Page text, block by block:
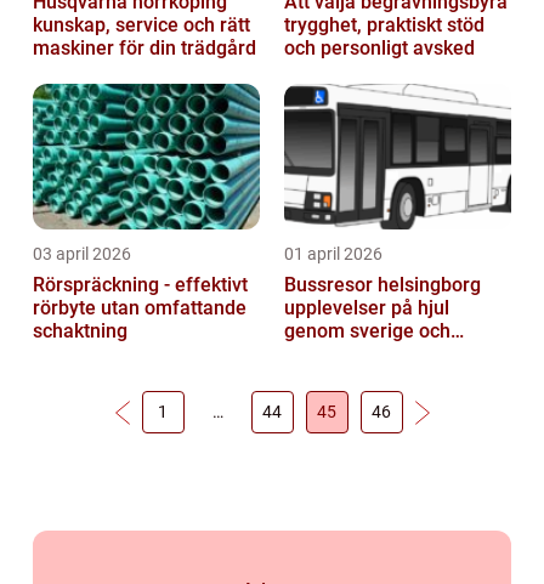
kunskap, service och rätt
maskiner för din trädgård
trygghet, praktiskt stöd
och personligt avsked
03 april 2026
Rörspräckning - effektivt
rörbyte utan omfattande
schaktning
01 april 2026
Bussresor helsingborg
upplevelser på hjul
genom sverige och
1 … 44 45 46